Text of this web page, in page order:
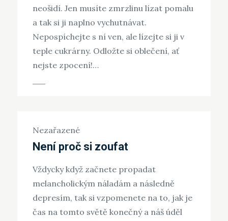
neošidí. Jen musíte zmrzlinu lízat pomalu
a tak si ji naplno vychutnávat.
Nepospíchejte s ní ven, ale lízejte si ji v
teple cukrárny. Odložte si oblečení, ať
nejste zpocení!…
Nezařazené
Není proč si zoufat
Vždycky když začnete propadat
melancholickým náladám a následně
depresím, tak si vzpomenete na to, jak je
čas na tomto světě konečný a náš úděl